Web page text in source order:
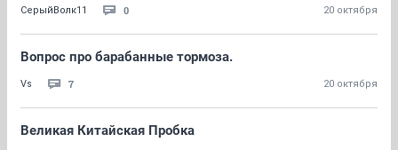
СерыйВолк11 0 20 октября
Вопрос про барабанные тормоза.
Vs 7 20 октября
Великая Китайская Пробка